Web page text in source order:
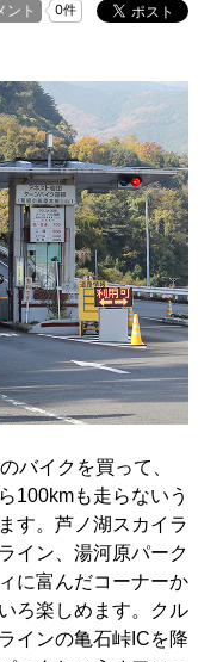
バイクを買って、
100kmも走らないう
す。芦ノ湖スカイラ
イン、湯河原パーク
に富んだコーナーか
ろ楽しめます。クル
インの亀石峠ICを降